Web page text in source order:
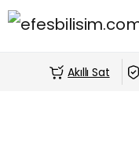
Akıllı Sat